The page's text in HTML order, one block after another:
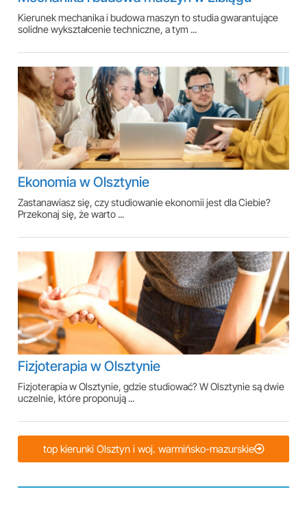
Kierunek mechanika i budowa maszyn to studia gwarantujące
solidne wykształcenie techniczne, a tym ...
Ekonomia w Olsztynie
Zastanawiasz się, czy studiowanie ekonomii jest dla Ciebie?
Przekonaj się, że warto ...
Fizjoterapia w Olsztynie
Fizjoterapia w Olsztynie, gdzie studiować? W Olsztynie są dwie
uczelnie, które proponują ...
top kierunki Olsztyn i woj. warmińsko-mazurskie